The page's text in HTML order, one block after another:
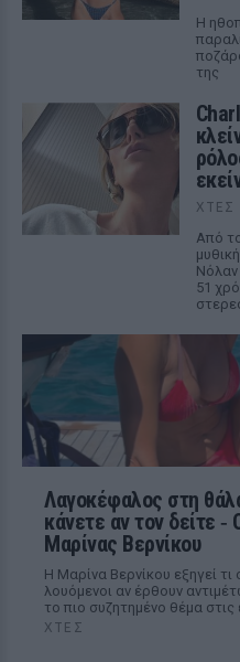
Η
της
ΧΤΕΣ
Από
Νόλαν
51
Λαγοκέφαλος στη
κάνετε αν τον δείτε ‑
Μαρίνας Βερνίκου
Η Μαρίνα Βερνίκου εξηγεί τι
λουόμενοι αν έρθουν
το πιο συζητημένο θέμα στις
ΧΤΕΣ